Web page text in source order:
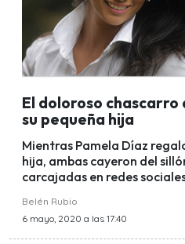
El doloroso chascarro
su pequeña hija
Mientras Pamela Díaz
hija, ambas cayeron del
carcajadas en redes
Belén Rubio
6 mayo, 2020 a las 17:40